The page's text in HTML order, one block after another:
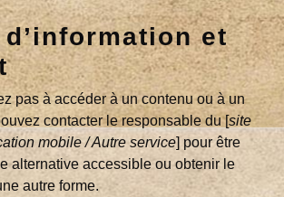
et
pas à accéder à un contenu ou à un
contacter le responsable du [site
mobile / Autre service] pour être
alternative accessible ou obtenir le
autre forme.